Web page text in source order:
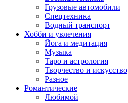
Грузовые автомобили
Спецтехника
Водный транспорт
Хобби и увлечения
Йога и медитация
Музыка
Таро и астрология
Творчество и искусство
Разное
Романтические
Любимой